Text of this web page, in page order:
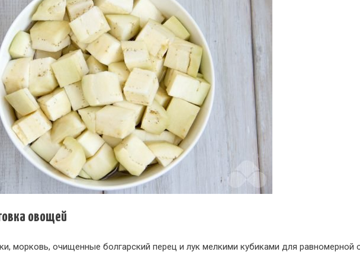
овощей
морковь, очищенные болгарский перец и лук мелкими кубиками для равномерной